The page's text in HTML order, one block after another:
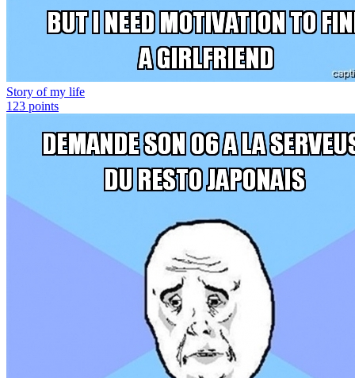
Story of my life
123 points